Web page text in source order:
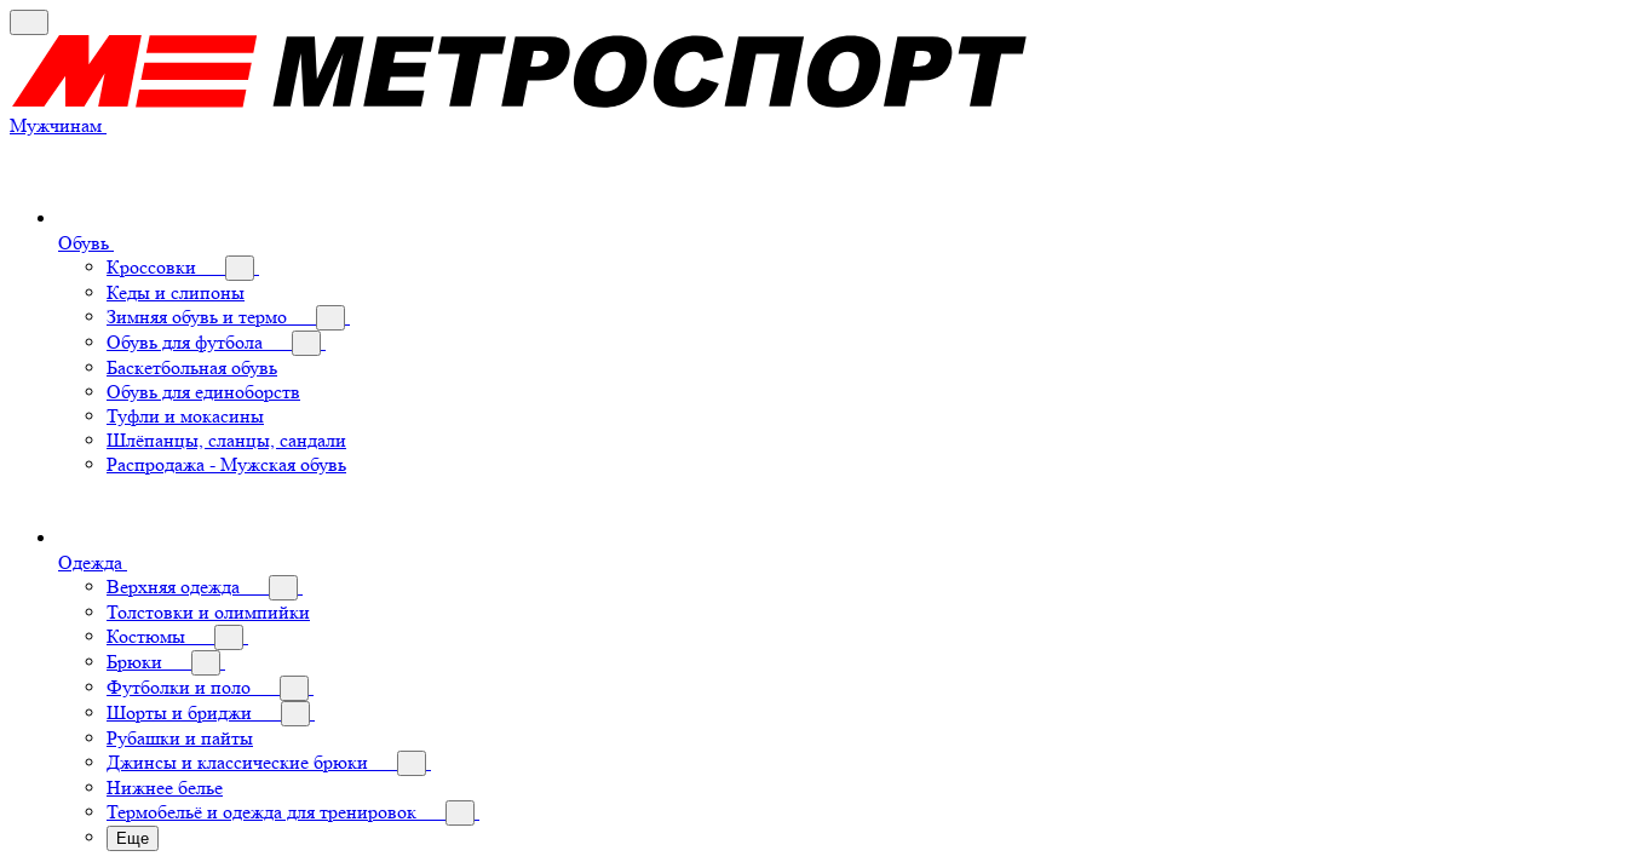
Мужчинам
Обувь
Кроссовки
Кеды и слипоны
Зимняя обувь и термо
Обувь для футбола
Баскетбольная обувь
Обувь для единоборств
Туфли и мокасины
Шлёпанцы, сланцы, сандали
Распродажа - Мужская обувь
Одежда
Верхняя одежда
Толстовки и олимпийки
Костюмы
Брюки
Футболки и поло
Шорты и бриджи
Рубашки и пайты
Джинсы и классические брюки
Нижнее белье
Термобельё и одежда для тренировок
Еще